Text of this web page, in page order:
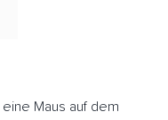
Maus auf dem